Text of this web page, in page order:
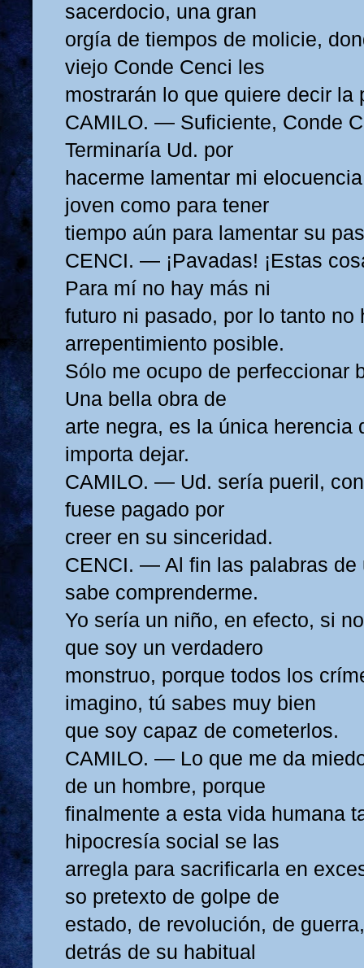
sacerdocio, una gran
orgía de tiempos de molicie,
viejo Conde Cenci les
mostrarán lo que quiere decir la
CAMILO. — Suficiente, Conde
Terminaría Ud. por
hacerme lamentar mi
joven como para tener
tiempo aún para lamentar su
CENCI. — ¡Pavadas! ¡Estas
Para mí no hay más ni
futuro ni pasado, por lo tanto no
arrepentimiento posible.
Sólo me ocupo de perfeccionar
Una bella obra de
arte negra, es la única herencia
importa dejar.
CAMILO. — Ud. sería pueril,
fuese pagado por
creer en su sinceridad.
CENCI. — Al fin las palabras de
sabe comprenderme.
Yo sería un niño, en efecto, si
que soy un verdadero
monstruo, porque todos los
imagino, tú sabes muy bien
que soy capaz de cometerlos.
CAMILO. — Lo que me da
de un hombre, porque
finalmente a esta vida humana
hipocresía social se las
arregla para sacrificarla en
so pretexto de golpe de
estado, de revolución, de
detrás de su habitual